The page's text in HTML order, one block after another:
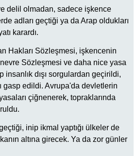
delil olmadan, sadece işkence
adları geçtiği ya da Arap oldukları
karardı.
Hakları Sözleşmesi, işkencenin
Sözleşmesi ve daha nice yasa
insanlık dışı sorgulardan geçirildi,
gasp edildi. Avrupa'da devletlerin
çiğnenerek, topraklarında
inip ikmal yaptığı ülkeler de
altına girecek. Ya da zor günler